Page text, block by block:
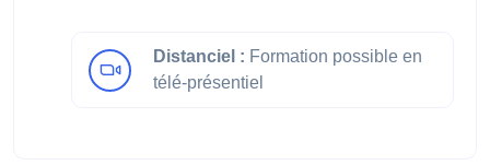
Distanciel : Formation possible en
télé-présentiel